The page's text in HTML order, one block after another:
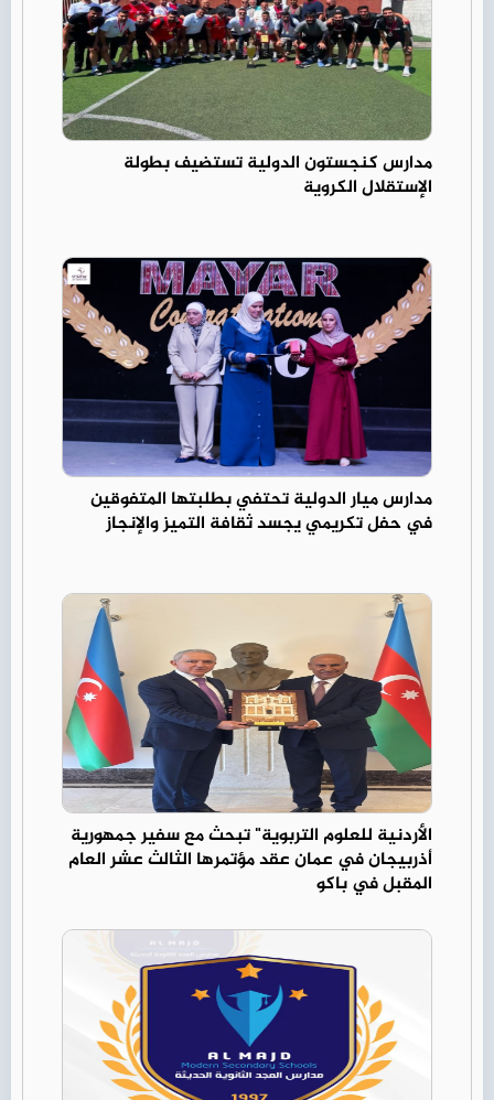
مدارس كنجستون الدولية تستضيف بطولة
الإستقلال الكروية
مدارس ميار الدولية تحتفي بطلبتها المتفوقين
في حفل تكريمي يجسد ثقافة التميز والإنجاز
الأردنية للعلوم التربوية" تبحث مع سفير جمهورية
أذربيجان في عمان عقد مؤتمرها الثالث عشر العام
المقبل في باكو